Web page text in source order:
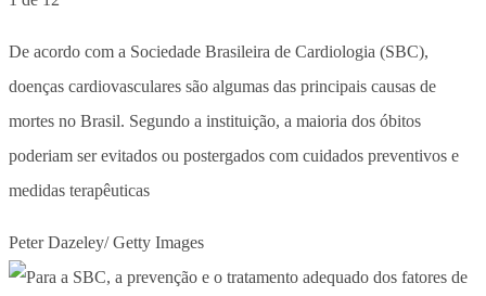
De acordo com a Sociedade Brasileira de Cardiologia (SBC),
doenças cardiovasculares são algumas das principais causas de
mortes no Brasil. Segundo a instituição, a maioria dos óbitos
poderiam ser evitados ou postergados com cuidados preventivos e
medidas terapêuticas
Peter Dazeley/ Getty Images